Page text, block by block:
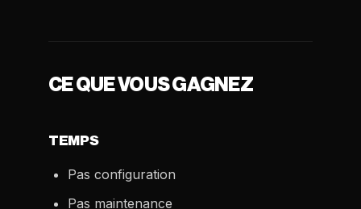
CE QUE VOUS GAGNEZ
TEMPS
Pas configuration
Pas maintenance